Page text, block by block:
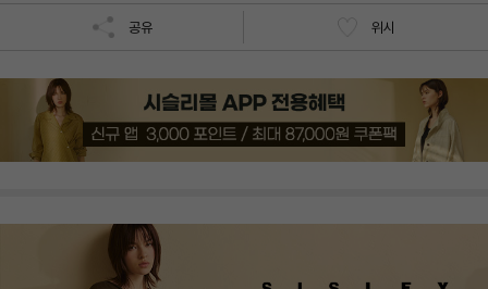
공유 위시